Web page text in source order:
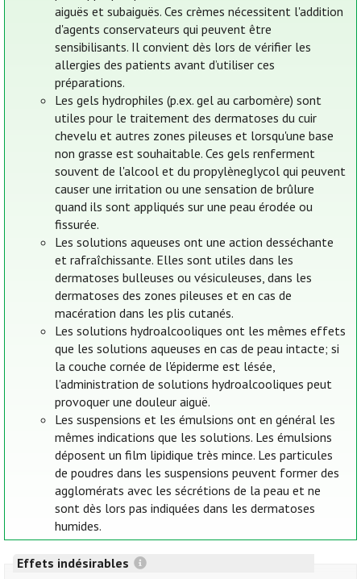
aiguës et subaiguës. Ces crèmes nécessitent l'addition
d'agents conservateurs qui peuvent être
sensibilisants. Il convient dès lors de vérifier les
allergies des patients avant d’utiliser ces
préparations.
Les gels hydrophiles (p.ex. gel au carbomère) sont
utiles pour le traitement des dermatoses du cuir
chevelu et autres zones pileuses et lorsqu'une base
non grasse est souhaitable. Ces gels renferment
souvent de l'alcool et du propylèneglycol qui peuvent
causer une irritation ou une sensation de brûlure
quand ils sont appliqués sur une peau érodée ou
fissurée.
Les solutions aqueuses ont une action desséchante
et rafraîchissante. Elles sont utiles dans les
dermatoses bulleuses ou vésiculeuses, dans les
dermatoses des zones pileuses et en cas de
macération dans les plis cutanés.
Les solutions hydroalcooliques ont les mêmes effets
que les solutions aqueuses en cas de peau intacte; si
la couche cornée de l'épiderme est lésée,
l'administration de solutions hydroalcooliques peut
provoquer une douleur aiguë.
Les suspensions et les émulsions ont en général les
mêmes indications que les solutions. Les émulsions
déposent un film lipidique très mince. Les particules
de poudres dans les suspensions peuvent former des
agglomérats avec les sécrétions de la peau et ne
sont dès lors pas indiquées dans les dermatoses
humides.
Effets indésirables